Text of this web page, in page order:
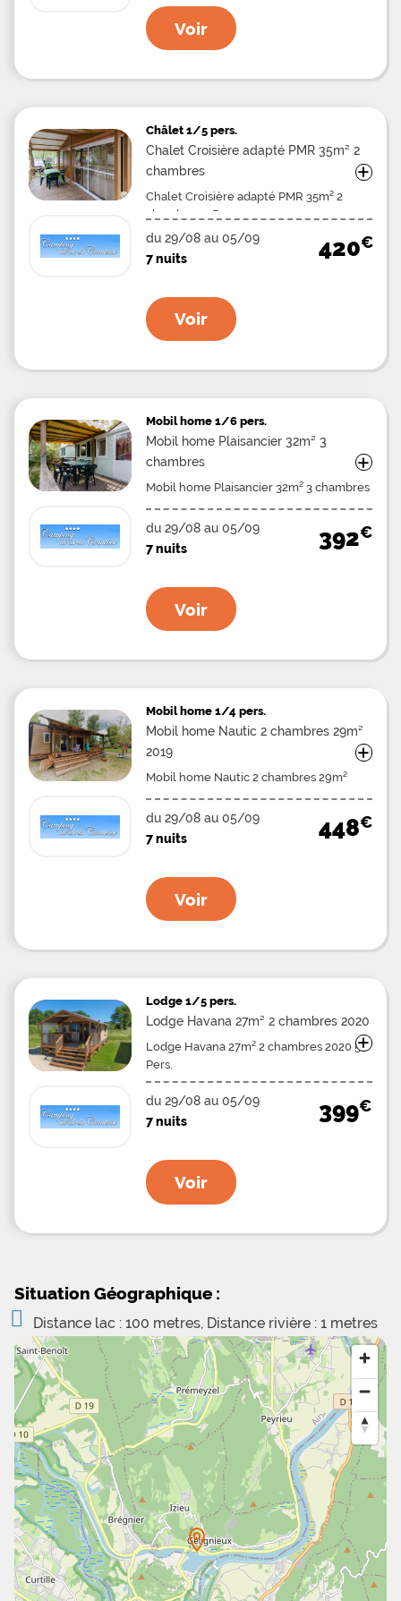
Voir
Châlet 1/5 pers.
Chalet Croisière adapté PMR 35m² 2
chambres
Chalet Croisière adapté PMR 35m² 2
chambres 5 Pers.
+
du 29/08 au 05/09
7 nuits
420€
Voir
Mobil home 1/6 pers.
Mobil home Plaisancier 32m² 3
chambres
Mobil home Plaisancier 32m² 3 chambres
+
du 29/08 au 05/09
7 nuits
392€
Voir
Mobil home 1/4 pers.
Mobil home Nautic 2 chambres 29m²
2019
Mobil home Nautic 2 chambres 29m²
2019 4 Pers.
+
du 29/08 au 05/09
7 nuits
448€
Voir
Lodge 1/5 pers.
Lodge Havana 27m² 2 chambres 2020
Lodge Havana 27m² 2 chambres 2020 5
Pers.
+
du 29/08 au 05/09
7 nuits
399€
Voir
Situation Géographique :
Distance lac : 100 metres, Distance rivière : 1 metres